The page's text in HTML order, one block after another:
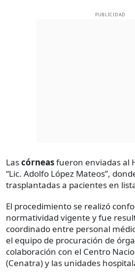
PUBLICIDAD
Lascórneasfueron enviadas al
“Lic. Adolfo López Mateos”,
trasplantadas a pacientes en
El procedimiento se realizó
normatividad vigente y fue
coordinado entre personal
el equipo de procuración de
colaboración con el Centro
(Cenatra) y las unidades